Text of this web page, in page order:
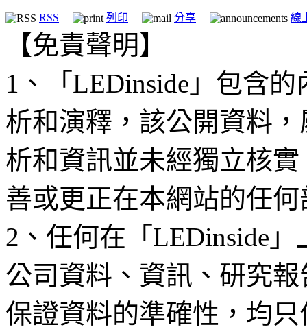
RSS 列印 分享 線
【免責聲明】
1、「LEDinside」包含
析和演釋，該公開資料
析和資訊並未經獨立核
善或更正在本網站的任
2、任何在「LEDinside
公司資料、資訊、研究
保證資料的準確性，均